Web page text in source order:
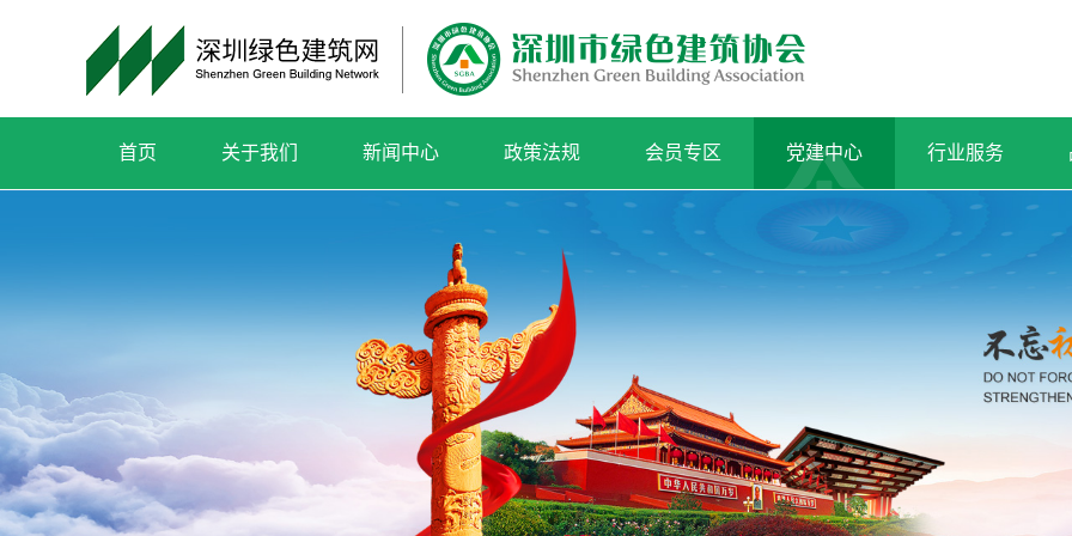
首页 关于我们 新闻中心 政策法规 会员专区 党建中心 行业服务